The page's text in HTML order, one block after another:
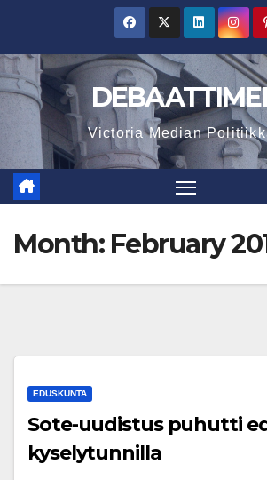
content
Victoria Median
Month: February
EDUSKUNTA
Sote-uudistus puhutti
kyselytunnilla